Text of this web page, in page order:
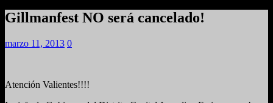
Gillmanfest NO será cancelado!
marzo 11, 2013 0
Atención Valientes!!!!